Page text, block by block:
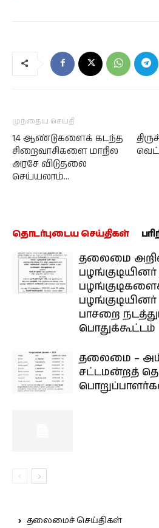
முந்தைய செய்தி
14 ஆண்டுகளைக் கடந்த
சிறைவாசிகளை மாநில
அரசே விடுதலை
செய்யலாம்…
தொடர்புடைய செய்திகள்
தலைமை
பழங்குடியினர்
பாசறை
பொதுக்கூட்டம்
தலைமை –
சட்டமன்றத்
தலைமைச் செய்திகள்